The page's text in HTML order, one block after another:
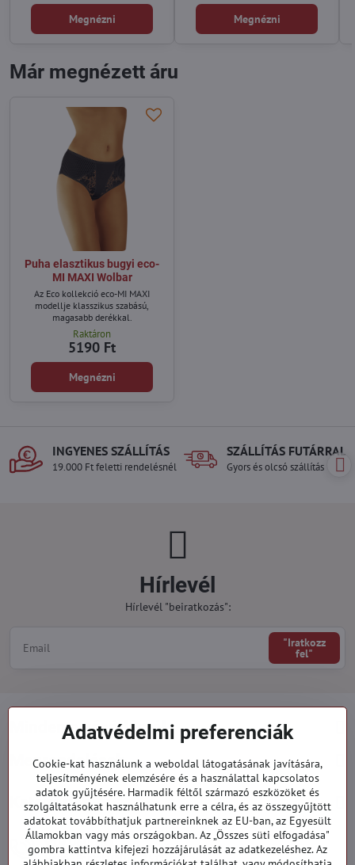
Megnézni Megnézni
Már megnézett áru
Puha elasztikus bugyi eco-
MI MAXI Wolbar
Az Eco kollekció eco-MI MAXI
modellje klasszikus szabású,
magasabb derékkal.
Raktáron
5190 Ft
Megnézni
INGYENES SZÁLLÍTÁS
19.000 Ft feletti rendelésnél
SZÁLLÍTÁS FUTÁRRAL
Gyors és olcsó szállítás
Hírlevél
Hírlevél "beiratkozás":
"Iratkozz
fel"
Minden a vásárlásról
Megrendelések
Kategóriák
919 060 751
Hétfő - Péntek: 09:00 - 15:00 hod.
Adatvédelmi preferenciák
Cookie-kat használunk a weboldal látogatásának javítására,
teljesítményének elemzésére és a használattal kapcsolatos
adatok gyűjtésére. Harmadik féltől származó eszközöket és
szolgáltatásokat használhatunk erre a célra, és az összegyűjtött
adatokat továbbíthatjuk partnereinknek az EU-ban, az Egyesült
Államokban vagy más országokban. Az „Összes süti elfogadása"
gombra kattintva kifejezi hozzájárulását az adatkezeléshez. Az